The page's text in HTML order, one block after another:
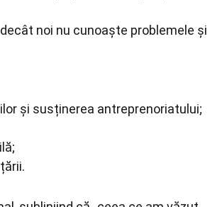
noi nu cunoaște problemele și
și susținerea antreprenoriatului;